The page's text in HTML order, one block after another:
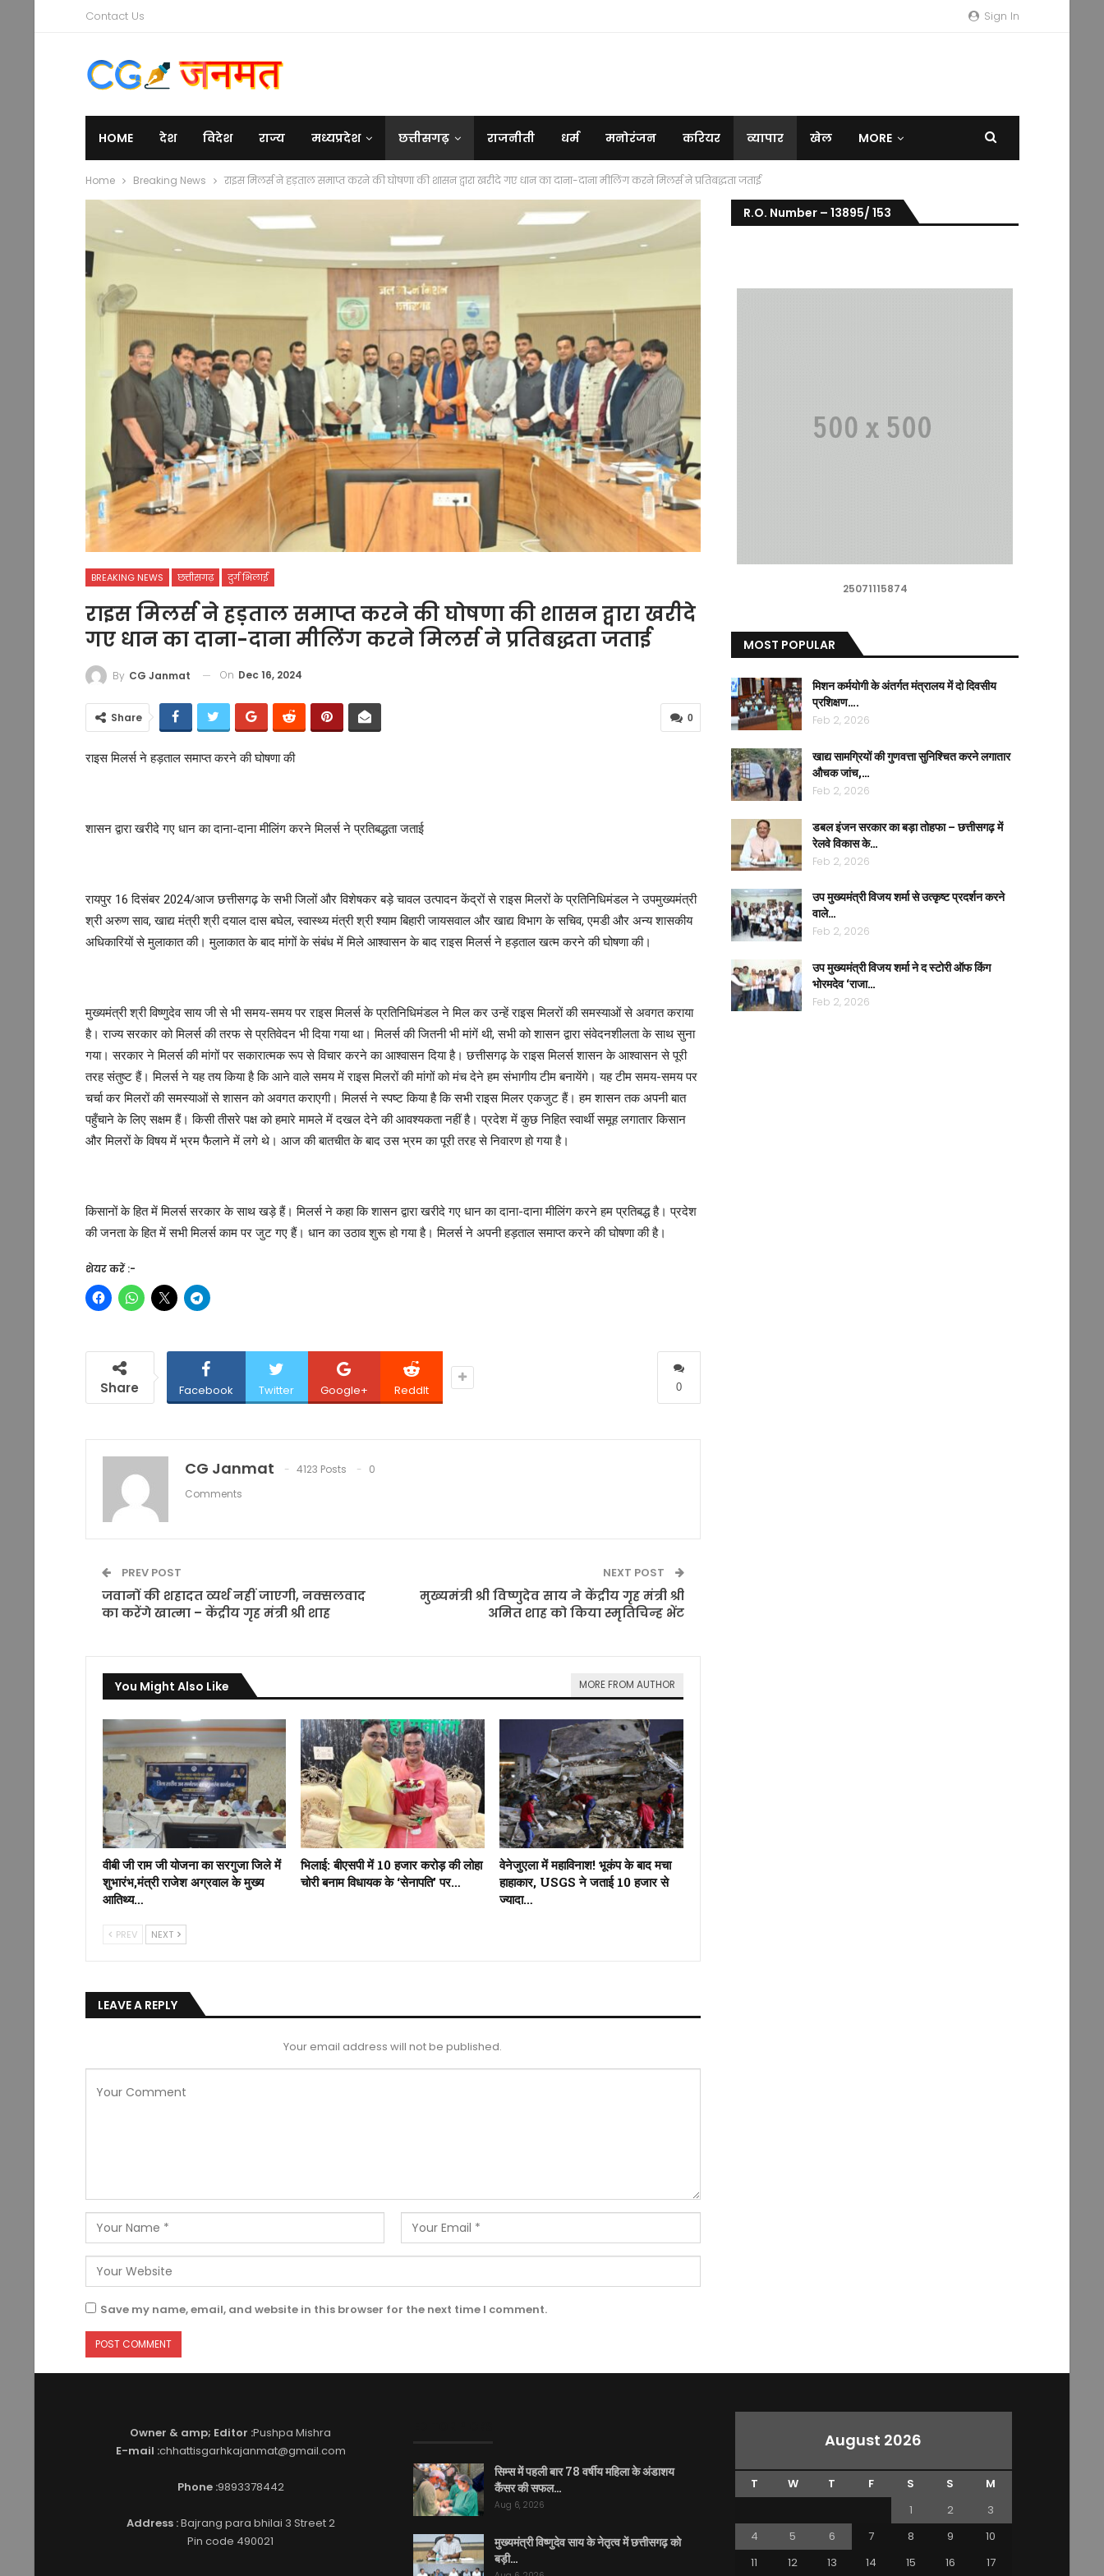
Sign In
Contact Us
HOME देश विदेश राज्य मध्यप्रदेश छत्तीसगढ़ राजनीती धर्म मनोरंजन करियर व्यापार खेल MORE
Home Breaking News राइस मिलर्स ने हड़ताल समाप्त करने की घोषणा की शासन द्वारा खरीदे गए धान का दाना-दाना मीलिंग करने मिलर्स ने प्रतिबद्धता जताई
BREAKING NEWS छत्तीसगढ़ दुर्ग भिलाई
राइस मिलर्स ने हड़ताल समाप्त करने की घोषणा की शासन द्वारा खरीदे
गए धान का दाना-दाना मीलिंग करने मिलर्स ने प्रतिबद्धता जताई
By CG Janmat On Dec 16, 2024
0
Share
राइस मिलर्स ने हड़ताल समाप्त करने की घोषणा की
शासन द्वारा खरीदे गए धान का दाना-दाना मीलिंग करने मिलर्स ने प्रतिबद्धता जताई
रायपुर 16 दिसंबर 2024/आज छत्तीसगढ़ के सभी जिलों और विशेषकर बड़े चावल उत्पादन केंद्रों से राइस मिलरों के प्रतिनिधिमंडल ने उपमुख्यमंत्री
श्री अरुण साव, खाद्य मंत्री श्री दयाल दास बघेल, स्वास्थ्य मंत्री श्री श्याम बिहारी जायसवाल और खाद्य विभाग के सचिव, एमडी और अन्य शासकीय
अधिकारियों से मुलाकात की। मुलाकात के बाद मांगों के संबंध में मिले आश्वासन के बाद राइस मिलर्स ने हड़ताल खत्म करने की घोषणा की।
मुख्यमंत्री श्री विष्णुदेव साय जी से भी समय-समय पर राइस मिलर्स के प्रतिनिधिमंडल ने मिल कर उन्हें राइस मिलरों की समस्याओं से अवगत कराया
है। राज्य सरकार को मिलर्स की तरफ से प्रतिवेदन भी दिया गया था। मिलर्स की जितनी भी मांगें थी, सभी को शासन द्वारा संवेदनशीलता के साथ सुना
गया। सरकार ने मिलर्स की मांगों पर सकारात्मक रूप से विचार करने का आश्वासन दिया है। छत्तीसगढ़ के राइस मिलर्स शासन के आश्वासन से पूरी
तरह संतुष्ट हैं। मिलर्स ने यह तय किया है कि आने वाले समय में राइस मिलरों की मांगों को मंच देने हम संभागीय टीम बनायेंगे। यह टीम समय-समय पर
चर्चा कर मिलरों की समस्याओं से शासन को अवगत कराएगी। मिलर्स ने स्पष्ट किया है कि सभी राइस मिलर एकजुट हैं। हम शासन तक अपनी बात
पहुँचाने के लिए सक्षम हैं। किसी तीसरे पक्ष को हमारे मामले में दखल देने की आवश्यकता नहीं है। प्रदेश में कुछ निहित स्वार्थी समूह लगातार किसान
और मिलरों के विषय में भ्रम फैलाने में लगे थे। आज की बातचीत के बाद उस भ्रम का पूरी तरह से निवारण हो गया है।
किसानों के हित में मिलर्स सरकार के साथ खड़े हैं। मिलर्स ने कहा कि शासन द्वारा खरीदे गए धान का दाना-दाना मीलिंग करने हम प्रतिबद्ध है। प्रदेश
की जनता के हित में सभी मिलर्स काम पर जुट गए हैं। धान का उठाव शुरू हो गया है। मिलर्स ने अपनी हड़ताल समाप्त करने की घोषणा की है।
शेयर करें :-
0
Share Facebook Twitter Google+ ReddIt
CG Janmat 4123 Posts
0
Comments
PREV POST
जवानों की शहादत व्यर्थ नहीं जाएगी, नक्सलवाद
का करेंगे खात्मा – केंद्रीय गृह मंत्री श्री शाह
NEXT POST
मुख्यमंत्री श्री विष्णुदेव साय ने केंद्रीय गृह मंत्री श्री
अमित शाह को किया स्मृतिचिन्ह भेंट
You Might Also Like MORE FROM AUTHOR
वीबी जी राम जी योजना का सरगुजा जिले में
शुभारंभ,मंत्री राजेश अग्रवाल के मुख्य
आतिथ्य…
भिलाई: बीएसपी में 10 हजार करोड़ की लोहा
चोरी बनाम विधायक के ‘सेनापति’ पर…
वेनेजुएला में महाविनाश! भूकंप के बाद मचा
हाहाकार, USGS ने जताई 10 हजार से
ज्यादा…
PREV NEXT
LEAVE A REPLY
Your email address will not be published.
Save my name, email, and website in this browser for the next time I comment.
R.O. Number – 13895/ 153
25071115874
MOST POPULAR
मिशन कर्मयोगी के अंतर्गत मंत्रालय में दो दिवसीय
प्रशिक्षण….
Feb 2, 2026
खाद्य सामग्रियों की गुणवत्ता सुनिश्चित करने लगातार
औचक जांच,…
Feb 2, 2026
डबल इंजन सरकार का बड़ा तोहफा – छत्तीसगढ़ में
रेलवे विकास के…
Feb 2, 2026
उप मुख्यमंत्री विजय शर्मा से उत्कृष्ट प्रदर्शन करने
वाले…
Feb 2, 2026
उप मुख्यमंत्री विजय शर्मा ने द स्टोरी ऑफ किंग
भोरमदेव ‘राजा…
Feb 2, 2026
Owner & amp; Editor :Pushpa Mishra
E-mail :chhattisgarhkajanmat@gmail.com
Phone :9893378442
Address :Bajrang para bhilai 3 Street 2
Pin code 490021
सिम्स में पहली बार 78 वर्षीय महिला के अंडाशय
कैंसर की सफल…
Aug 6, 2026
मुख्यमंत्री विष्णुदेव साय के नेतृत्व में छत्तीसगढ़ को
बड़ी…
August 2026
T W T F S S
M
1
2
3
4
5 6 7 8 9
10
11
12 13 14 15 16 17